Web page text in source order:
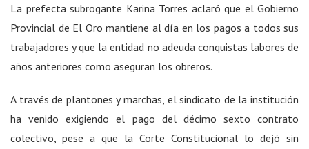
La prefecta subrogante Karina Torres aclaró que el Gobierno
Provincial de El Oro mantiene al día en los pagos a todos sus
trabajadores y que la entidad no adeuda conquistas labores de
años anteriores como aseguran los obreros.
A través de plantones y marchas, el sindicato de la institución
ha venido exigiendo el pago del décimo sexto contrato
colectivo, pese a que la Corte Constitucional lo dejó sin